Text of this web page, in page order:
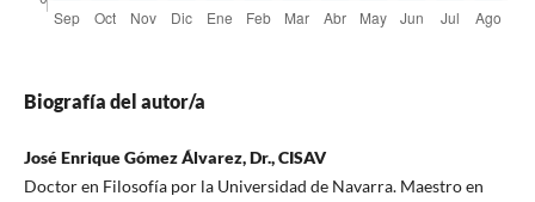
Biografía del autor/a
José Enrique Gómez Álvarez, Dr., CISAV
Doctor en Filosofía por la Universidad de Navarra. Maestro en